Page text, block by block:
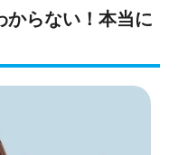
からない！本当に